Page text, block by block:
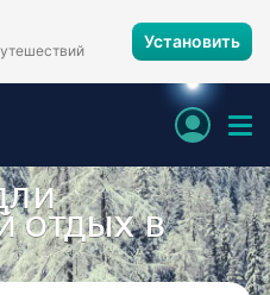
Установить
ОТДЫХ В